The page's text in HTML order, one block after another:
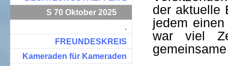
der aktuelle
jedem
war viel
S 70 Oktober 2025
.
FREUNDESKREIS
Kameraden für Kameraden